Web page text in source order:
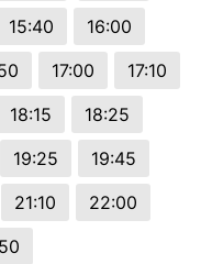
15:40
16:00
17:00
17:10
18:15
18:25
19:25
19:45
21:10
22:00